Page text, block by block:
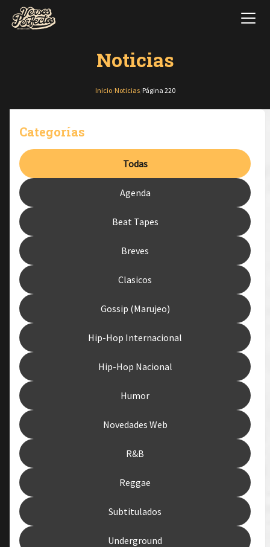
Noticias
Inicio/ Noticias/ Página 220
Categorías
Todas
Agenda
Beat Tapes
Breves
Clasicos
Gossip (Marujeo)
Hip-Hop Internacional
Hip-Hop Nacional
Humor
Novedades Web
R&B
Reggae
Subtitulados
Underground